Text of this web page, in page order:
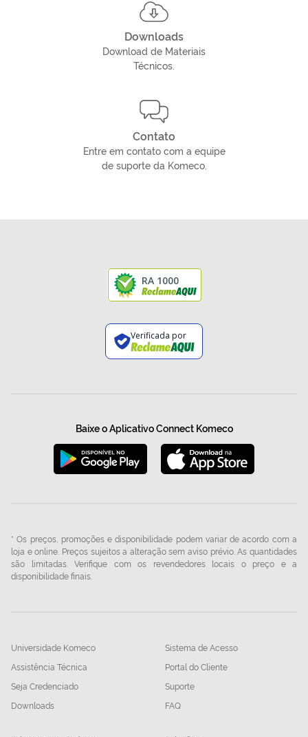
Downloads
Download de Materiais
Técnicos.
Contato
Entre em contato com a equipe
de suporte da Komeco.
RA 1000
Verificada por
Baixe o Aplicativo Connect Komeco
* Os preços, promoções e disponibilidade podem variar de acordo com a
loja e online. Preços sujeitos a alteração sem aviso prévio. As quantidades
são limitadas. Verifique com os revendedores locais o preço e a
disponibilidade finais.
Universidade Komeco
Assistência Técnica
Seja Credenciado
Downloads
Sistema de Acesso
Portal do Cliente
Suporte
FAQ